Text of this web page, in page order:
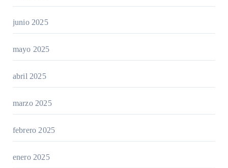
junio 2025
mayo 2025
abril 2025
marzo 2025
febrero 2025
enero 2025